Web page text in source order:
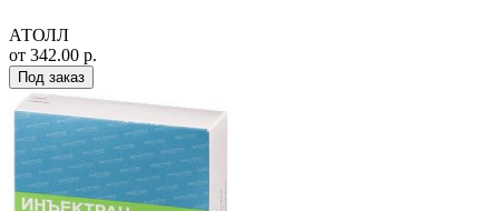
АТОЛЛ
от 342.00 р.
Под заказ